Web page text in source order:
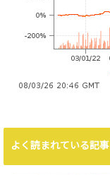
よく読まれている記事